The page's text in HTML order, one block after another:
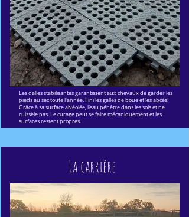
Les dalles stabilisantes garantissent aux chevaux de garder les
pieds au sec toute l'année. Fini les galles de boue et les abcès!
Grâce à sa surface alvéolée, l'eau pénètre dans les sols et ne
ruissèle pas. Le curage peut se faire mécaniquement et les
surfaces restent propres.
La carrière